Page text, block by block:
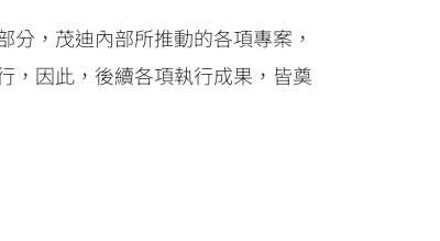
，茂迪內部所推動的各項專案，
，因此，後續各項執行成果，皆奠